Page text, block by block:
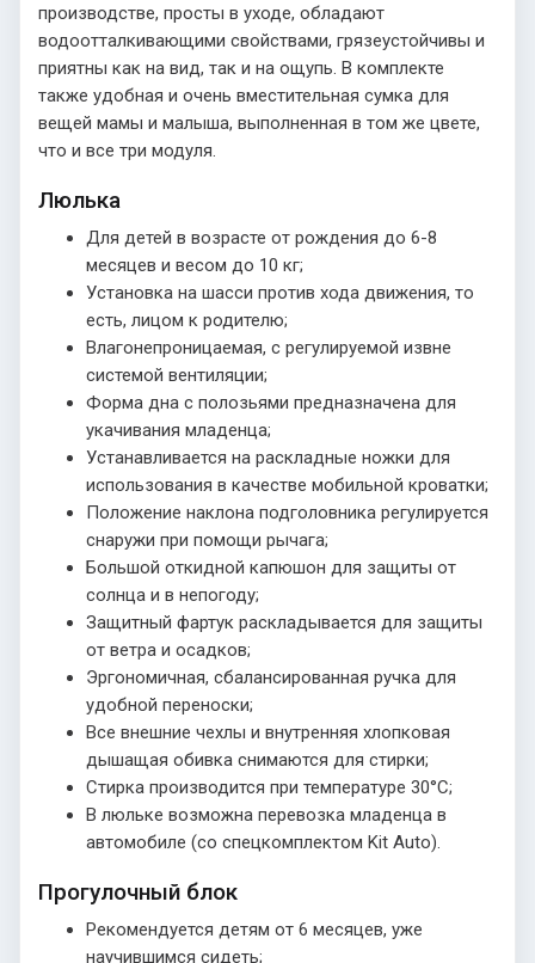
производстве, просты в уходе, обладают
водоотталкивающими свойствами, грязеустойчивы и
приятны как на вид, так и на ощупь. В комплекте
также удобная и очень вместительная сумка для
вещей мамы и малыша, выполненная в том же цвете,
что и все три модуля.
Люлька
Для детей в возрасте от рождения до 6-8
месяцев и весом до 10 кг;
Установка на шасси против хода движения, то
есть, лицом к родителю;
Влагонепроницаемая, с регулируемой извне
системой вентиляции;
Форма дна с полозьями предназначена для
укачивания младенца;
Устанавливается на раскладные ножки для
использования в качестве мобильной кроватки;
Положение наклона подголовника регулируется
снаружи при помощи рычага;
Большой откидной капюшон для защиты от
солнца и в непогоду;
Защитный фартук раскладывается для защиты
от ветра и осадков;
Эргономичная, сбалансированная ручка для
удобной переноски;
Все внешние чехлы и внутренняя хлопковая
дышащая обивка снимаются для стирки;
Стирка производится при температуре 30°С;
В люльке возможна перевозка младенца в
автомобиле (со спецкомплектом Kit Auto).
Прогулочный блок
Рекомендуется детям от 6 месяцев, уже
научившимся сидеть;